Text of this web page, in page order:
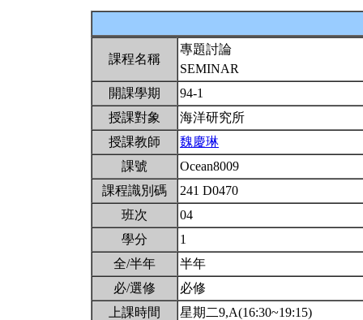
課程名稱
專題討論
SEMINAR
開課學期
94-1
授課對象
海洋研究所
授課教師
魏慶琳
課號
Ocean8009
課程識別碼
241 D0470
班次
04
學分
1
全/半年
半年
必/選修
必修
上課時間
星期二9,A(16:30~19:15)